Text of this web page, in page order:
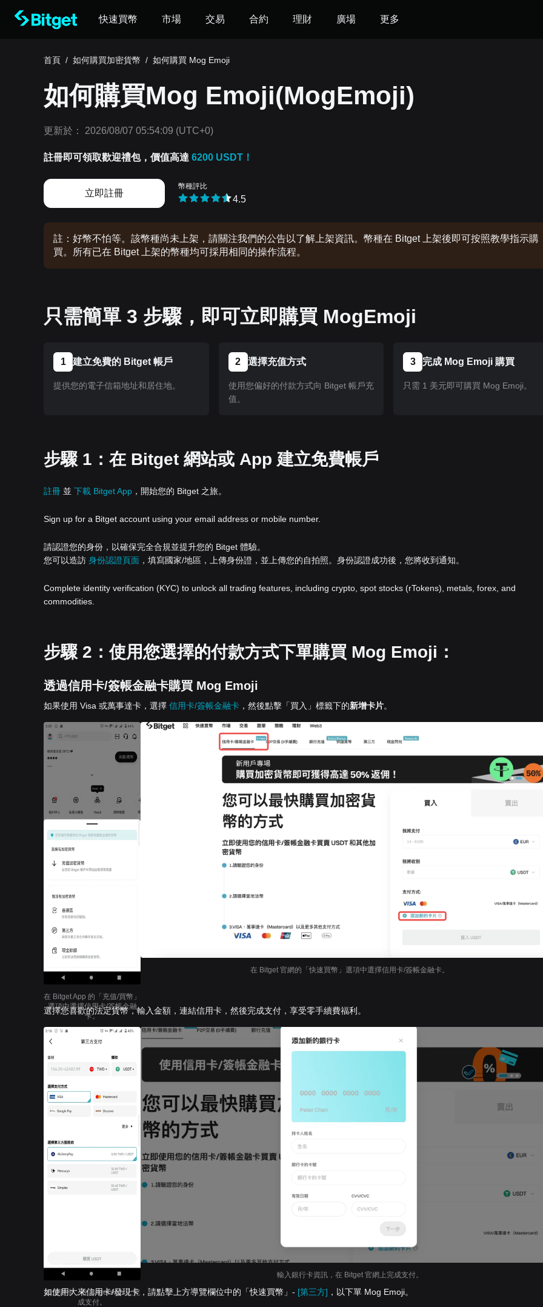
快速買幣 市場 交易 合約 理財 廣場 更多
首頁 / 如何購買加密貨幣 / 如何購買 Mog Emoji
如何購買Mog Emoji(MogEmoji)
更新於： 2026/08/07 05:54:09 (UTC+0)
註冊即可領取歡迎禮包，價值高達 6200 USDT！
立即註冊
幣種評比
4.5
註：好幣不怕等。該幣種尚未上架，請關注我們的公告以了解上架資訊。幣種在 Bitget 上架後即可按照教學指示購
買。所有已在 Bitget 上架的幣種均可採用相同的操作流程。
只需簡單 3 步驟，即可立即購買 MogEmoji
1 建立免費的 Bitget 帳戶
提供您的電子信箱地址和居住地。
2 選擇充值方式
使用您偏好的付款方式向 Bitget 帳戶充
值。
3 完成 Mog Emoji 購買
只需 1 美元即可購買 Mog Emoji。
步驟 1：在 Bitget 網站或 App 建立免費帳戶
註冊 並 下載 Bitget App ，開始您的 Bitget 之旅。
Sign up for a Bitget account using your email address or mobile number.
請認證您的身份，以確保完全合規並提升您的 Bitget 體驗。
您可以造訪 身份認證頁面 ，填寫國家/地區，上傳身份證，並上傳您的自拍照。身份認證成功後，您將收到通知。
Complete identity verification (KYC) to unlock all trading features, including crypto, spot stocks (rTokens), metals, forex, and
commodities.
步驟 2：使用您選擇的付款方式下單購買 Mog Emoji：
透過信用卡/簽帳金融卡購買 Mog Emoji
如果使用 Visa 或萬事達卡，選擇 信用卡/簽帳金融卡 ，然後點擊「買入」標籤下的新增卡片。
在 Bitget App 的「充值/買幣」
選項中選擇信用卡/簽帳金融
卡。
在 Bitget 官網的「快速買幣」選項中選擇信用卡/簽帳金融卡。
選擇您喜歡的法定貨幣，輸入金額，連結信用卡，然後完成支付，享受零手續費福利。
添加新卡，在 Bitget App 上完
成支付。
輸入銀行卡資訊，在 Bitget 官網上完成支付。
如使用大來信用卡/發現卡，請點擊上方導覽欄位中的「快速買幣」- [第三方] ，以下單 Mog Emoji。